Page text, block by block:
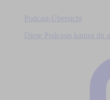
Podcast-Übersicht
Diese Podcasts kannst du